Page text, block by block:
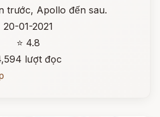
trước, Apollo đến sau.
20-01-2021
⭐ 4.8
lượt đọc